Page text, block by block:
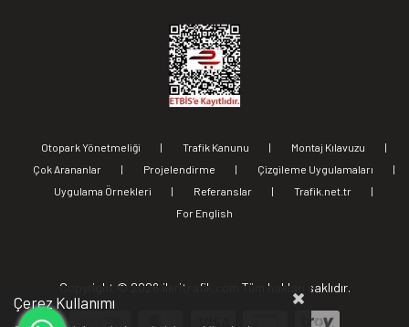
Otopark Yönetmeliği | Trafik Kanunu | Montaj Kılavuzu
|
Çok Arananlar
| Projelendirme | Çizgileme Uygulamaları
|
Uygulama Örnekleri
| Referanslar | Trafik.net.tr
|
For English
Copyright © 2026 ileritrafik.com Tüm hakları saklıdır.
Çerez Kullanımı